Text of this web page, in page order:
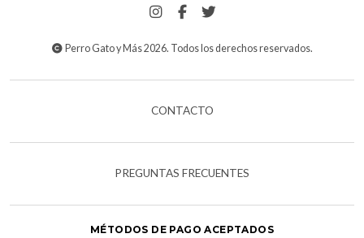
Perro Gato y Más 2026. Todos los derechos reservados.
CONTACTO
PREGUNTAS FRECUENTES
MÉTODOS DE PAGO ACEPTADOS